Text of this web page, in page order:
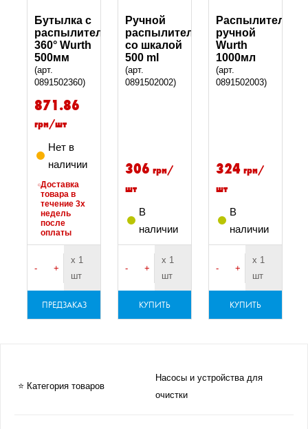
Бутылка с
распылителем
360° Wurth
500мм
(арт.
0891502360)
871.86
грн/шт
Нет в
наличии
Доставка
товара в
течение 3х
недель
после
оплаты
- +
х 1
шт
ПРЕДЗАКАЗ
Ручной
распылитель
со шкалой
500 ml
(арт.
0891502002)
306 грн/
шт
В
наличии
- +
х 1
шт
КУПИТЬ
Распылитель
ручной
Wurth
1000мл
(арт.
0891502003)
324 грн/
шт
В
наличии
- +
х 1
шт
КУПИТЬ
⭐ Категория товаров
Насосы и устройства для
очистки